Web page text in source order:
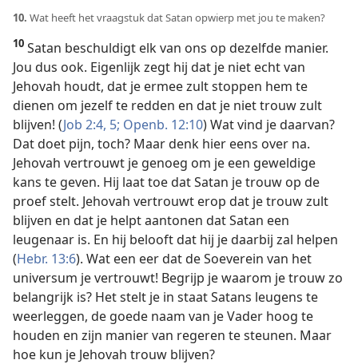
10. Wat heeft het vraagstuk dat Satan opwierp met jou te maken?
10 Satan beschuldigt elk van ons op dezelfde manier.
Jou dus ook. Eigenlijk zegt hij dat je niet echt van
Jehovah houdt, dat je ermee zult stoppen hem te
dienen om jezelf te redden en dat je niet trouw zult
blijven! (Job 2:4, 5; Openb. 12:10) Wat vind je daarvan?
Dat doet pijn, toch? Maar denk hier eens over na.
Jehovah vertrouwt je genoeg om je een geweldige
kans te geven. Hij laat toe dat Satan je trouw op de
proef stelt. Jehovah vertrouwt erop dat je trouw zult
blijven en dat je helpt aantonen dat Satan een
leugenaar is. En hij belooft dat hij je daarbij zal helpen
(Hebr. 13:6). Wat een eer dat de Soeverein van het
universum je vertrouwt! Begrijp je waarom je trouw zo
belangrijk is? Het stelt je in staat Satans leugens te
weerleggen, de goede naam van je Vader hoog te
houden en zijn manier van regeren te steunen. Maar
hoe kun je Jehovah trouw blijven?